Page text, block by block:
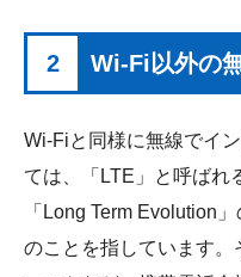
2 Wi-Fi以外の
Wi-Fiと同様に無線でイ
ては、「LTE」と呼ばれ
「Long Term Evolution
のことを指しています